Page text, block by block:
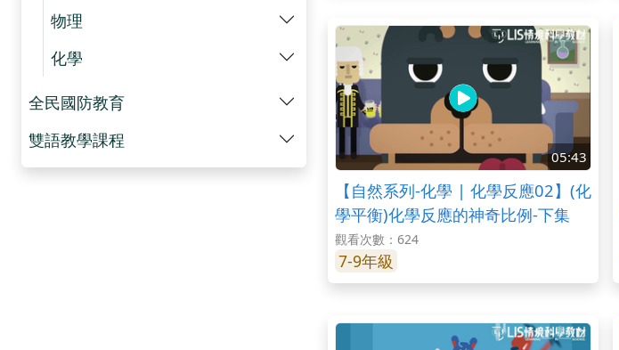
物理
化學
全民國防教育
雙語教學課程
05:43
【自然系列-化學 | 化學反應02】(化
學平衡)化學反應的神奇比例-下集
觀看次數：624
7-9年級